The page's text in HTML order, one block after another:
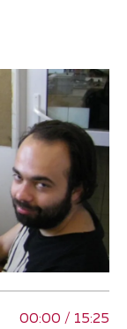
00:00 / 15:25